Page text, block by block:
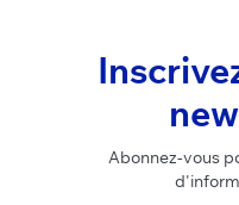
Abonnez-vous